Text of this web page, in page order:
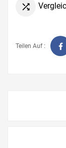

Teilen Auf :